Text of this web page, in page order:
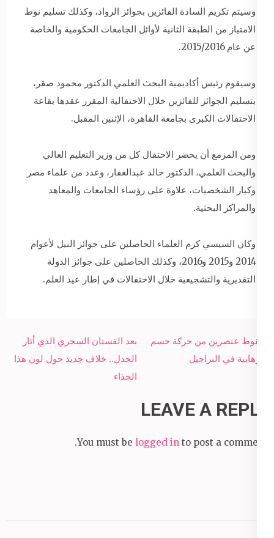
وسيتم تكريم السادة الفائزين بجوائز الرواد، وكذلك تسليم نوط
الامتياز من الطبقة الثانية لأوائل الجامعات الحكومية والخاصة
عن عام 2015/2016.
وسيقوم رئيس أكاديمية البحث العلمي الدكتور محمود صقر،
بتسليم الجوائز للفائزين خلال الاحتفالية المقرر عقدها بقاعة
الاحتفالات الكبرى بجامعة القاهرة، الإثنين المقبل.
ومن المزمع أن يحضر الاحتفال كل من وزير التعليم العالي
والبحث العلمي، الدكتور خالد عبدالغفار، وعدد من علماء مصر
وكبار الشخصيات، علاوة على رؤساء الجامعات والمعاهد
والمراكز البحثية.
وكان السيسي كرم العلماء الحاصلين على جوائز النيل لأعوام
2014 و2015 و2016، وكذلك الحاصلين على جوائز الدولة
التقديرية والتشجيعية خلال الاحتفالات في إطار عيد العلم.
Post
navigation
بعد الفستان السحري الذي أثار
الجدل.. خلاف جديد حول لون هذا
الحذاء
سقوط عنصرين من حركة حسم
الإرهابية في البراجيل
LEAVE A REPLY
You must be logged in to post a comment.